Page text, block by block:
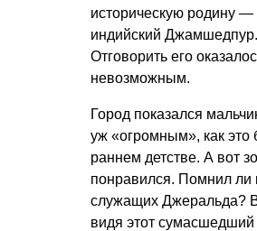
историческую родину —
индийский Джамшедпур.
Отговорить его
невозможным.
Город показался
уж «огромным», как это
раннем детстве. А вот
понравился. Помнил ли
служащих Джеральда?
видя этот сумасшедший